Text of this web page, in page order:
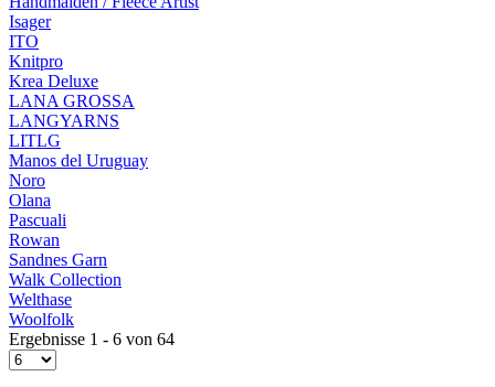
Isager
ITO
Knitpro
Krea Deluxe
LANA GROSSA
LANGYARNS
LITLG
Manos del Uruguay
Noro
Olana
Pascuali
Rowan
Sandnes Garn
Walk Collection
Welthase
Woolfolk
Ergebnisse 1 - 6 von 64